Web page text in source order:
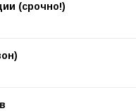
(срочно!)